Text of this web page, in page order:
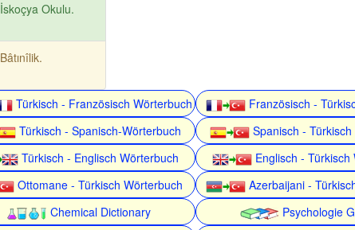
İskoçya Okulu.
Bâtınîlik.
Türkisch - Französisch Wörterbuch Französisch -
Türkisch - Spanisch-Wörterbuch Spanisch -
Türkisch - Englisch Wörterbuch Englisch - Türkisch
Ottomane - Türkisch Wörterbuch Azerbaijani -
Chemical Dictionary Psychologie